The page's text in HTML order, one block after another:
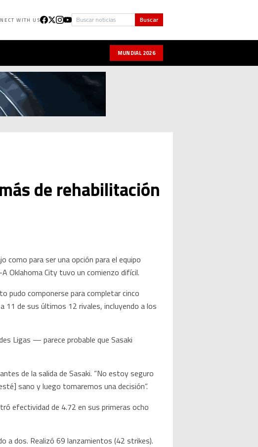
WITH US Buscar Buscar
MUNDIAL 2026
de rehabilitación
como para ser una opción para el equipo
Oklahoma City tuvo un comienzo difícil.
pudo componerse para completar cinco
11 de sus últimos 12 rivales, incluyendo a los
Ligas — parece probable que Sasaki
de la salida de Sasaki. “No estoy seguro
sano y luego tomaremos una decisión”.
efectividad de 4.72 en sus primeras ocho
a dos. Realizó 69 lanzamientos (42 strikes).